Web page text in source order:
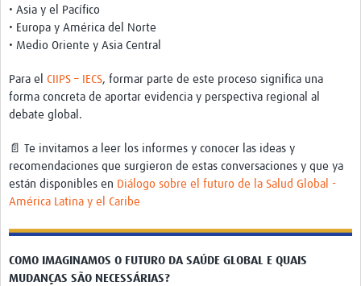
eLearning
Desarrollo profesional
Proyectos Pathfinder
Pathfinder Argentina
Pathfinders Brasil
Pathfinder Colombia
Pathfinder Republica Dominicana
• Asia y el Pacífico
• Europa y América del Norte
• Medio Oriente y Asia Central
Para el CIIPS – IECS, formar parte de este proceso significa una
forma concreta de aportar evidencia y perspectiva regional al
debate global.
📄 Te invitamos a leer los informes y conocer las ideas y
recomendaciones que surgieron de estas conversaciones y que ya
están disponibles en Diálogo sobre el futuro de la Salud Global -
América Latina y el Caribe
COMO IMAGINAMOS O FUTURO DA SAÚDE GLOBAL E QUAIS
MUDANÇAS SÃO NECESSÁRIAS?